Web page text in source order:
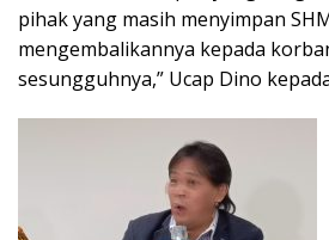
pihak yang masih menyimpan
mengembalikannya kepada
sesungguhnya,” Ucap Dino